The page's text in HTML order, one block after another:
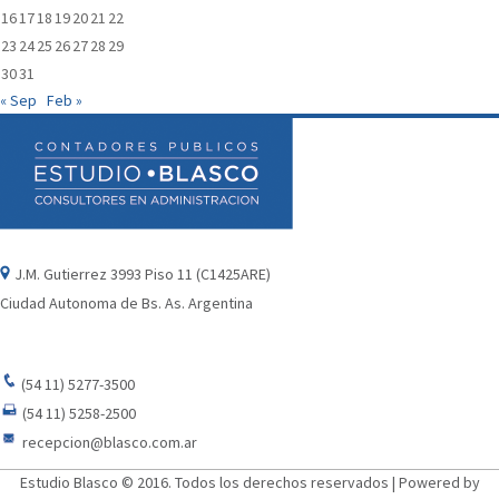
161718192021 22
23 2425 262728 29
3031
« Sep Feb »
J.M. Gutierrez 3993 Piso 11 (C1425ARE)
Ciudad Autonoma de Bs. As. Argentina
(54 11) 5277-3500
(54 11) 5258-2500
recepcion@blasco.com.ar
Estudio Blasco © 2016. Todos los derechos reservados | Powered by